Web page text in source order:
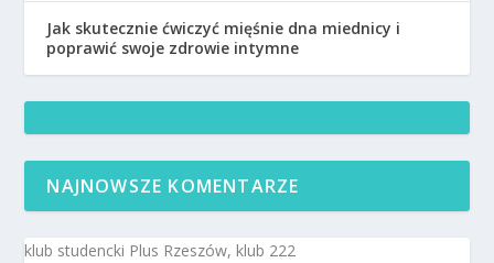
Jak skutecznie ćwiczyć mięśnie dna miednicy i
poprawić swoje zdrowie intymne
NAJNOWSZE KOMENTARZE
klub studencki Plus Rzeszów, klub 222